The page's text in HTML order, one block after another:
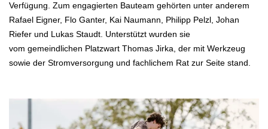
Verfügung. Zum engagierten Bauteam gehörten unter anderem
Rafael Eigner, Flo Ganter, Kai Naumann, Philipp Pelzl, Johan
Riefer und Lukas Staudt. Unterstützt wurden sie
vom gemeindlichen Platzwart Thomas Jirka, der mit Werkzeug
sowie der Stromversorgung und fachlichem Rat zur Seite stand.